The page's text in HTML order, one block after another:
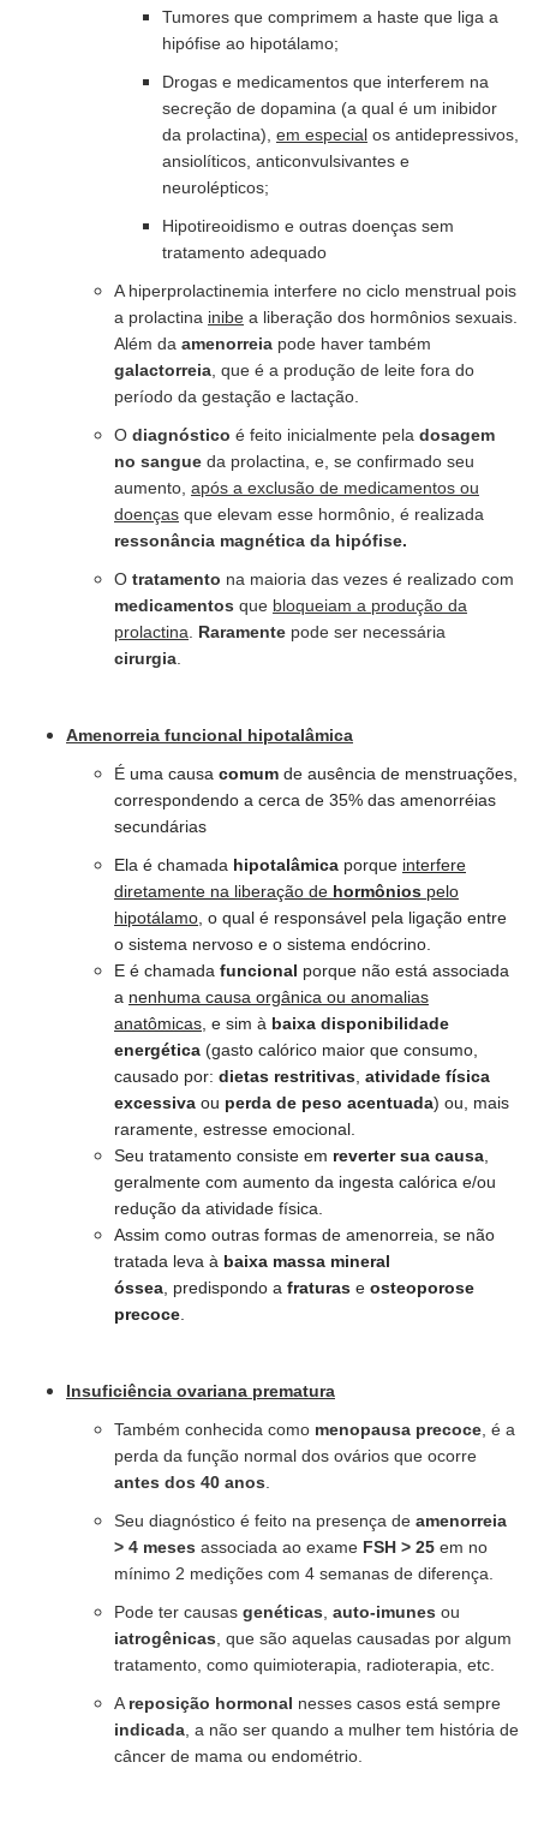
Tumores que comprimem a haste que liga a
hipófise ao hipotálamo;
Drogas e medicamentos que interferem na
secreção de dopamina (a qual é um inibidor
da prolactina), em especial os antidepressivos,
ansiolíticos, anticonvulsivantes e
neurolépticos;
Hipotireoidismo e outras doenças sem
tratamento adequado
A hiperprolactinemia interfere no ciclo menstrual pois
a prolactina inibe a liberação dos hormônios sexuais.
Além da amenorreia pode haver também
galactorreia , que é a produção de leite fora do
período da gestação e lactação.
O diagnóstico é feito inicialmente pela dosagem
no sangue da prolactina, e, se confirmado seu
aumento, após a exclusão de medicamentos ou
doenças que elevam esse hormônio, é realizada
ressonância magnética da hipófise.
O tratamento na maioria das vezes é realizado com
medicamentos que bloqueiam a produção da
prolactina
Raramente pode ser necessária
cirurgia
Amenorreia funcional hipotalâmica
​É uma causa comum de ausência de menstruações,
correspondendo a cerca de 35% das amenorréias
secundárias
Ela é chamada hipotalâmica porque interfere
diretamente na liberação de hormônios pelo
hipotálamo , o qual é responsável pela ligação entre
o sistema nervoso e o sistema endócrino.⠀
E é chamada funcional porque não está associada
a nenhuma causa orgânica ou anomalias
anatômicas, e sim à baixa disponibilidade
energética (gasto calórico maior que consumo,
causado por: dietas restritivas atividade física
excessiva ou perda de peso acentuada) ou, mais
raramente, estresse emocional.
Seu tratamento consiste em reverter sua causa
geralmente com aumento da ingesta calórica e/ou
redução da atividade física.
Assim como outras formas de amenorreia, se não
tratada leva à baixa massa mineral
óssea predispondo a fraturas e osteoporose
precoce
Insuficiência ovariana prematura
Também conhecida como menopausa precoce , é a
perda da função normal dos ovários que ocorre
antes dos 40 anos
Seu diagnóstico é feito na presença de amenorreia
> 4 meses associada ao exame FSH > 25 em no
mínimo 2 medições com 4 semanas de diferença.
Pode ter causas genéticas auto-imunes ou
iatrogênicas , que são aquelas causadas por algum
tratamento, como quimioterapia, radioterapia, etc.
A reposição hormonal nesses casos está sempre
indicada , a não ser quando a mulher tem história de
câncer de mama ou endométrio.